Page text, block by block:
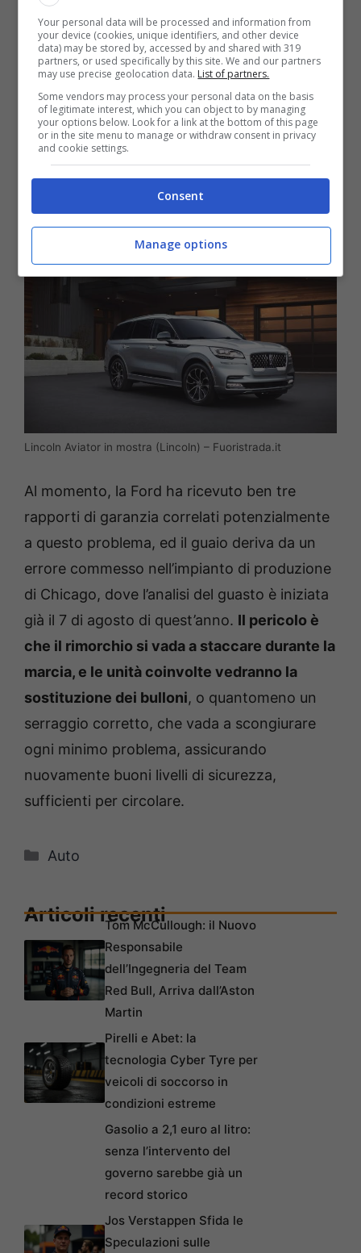
potrete immaginare, si tratta di un grave
pericolo, che il marchio dell’Ovale Blu deve
ovviamente risolvere alla svelta. I bulloni di
montaggio del gancio di traino, a quanto
emerso, non sono stati fissati a sufficienza, e
si tratta di un errore che è emerso in linea di
produzione, con il processo di fissaggio che
non è stato portato a termine nel modo
Lincoln Aviator in mostra (Lincoln) – Fuoristrada.it
Al momento, la Ford ha ricevuto ben tre
rapporti di garanzia correlati potenzialmente
a questo problema, ed il guaio deriva da un
errore commesso nell’impianto di produzione
di Chicago, dove l’analisi del guasto è iniziata
già il 7 di agosto di quest’anno. Il pericolo è
che il rimorchio si vada a staccare durante la
marcia, e le unità coinvolte vedranno la
sostituzione dei bulloni, o quantomeno un
serraggio corretto, che vada a scongiurare
ogni minimo problema, assicurando
nuovamente buoni livelli di sicurezza,
sufficienti per circolare.
Categorie
Auto
Articoli recentiTom McCullough: il Nuovo
Responsabile
dell’Ingegneria del Team
Red Bull, Arriva dall’Aston
Martin
Pirelli e Abet: la
tecnologia Cyber Tyre per
veicoli di soccorso in
condizioni estreme
Gasolio a 2,1 euro al litro:
senza l’intervento del
governo sarebbe già un
record storico
Jos Verstappen Sfida le
Speculazioni sulle
Your personal data will be processed and information from
your device (cookies, unique identifiers, and other device
data) may be stored by, accessed by and shared with 319
partners, or used specifically by this site. We and our partners
may use precise geolocation data. List of partners.
Some vendors may process your personal data on the basis
of legitimate interest, which you can object to by managing
your options below. Look for a link at the bottom of this page
or in the site menu to manage or withdraw consent in privacy
and cookie settings.
Consent
Manage options